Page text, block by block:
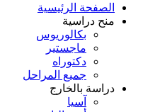
الصفحة الرئيسية
منح دراسية
بكالوريوس
ماجستير
دكتوراه
جميع المراحل
دراسة بالخارج
آسيا